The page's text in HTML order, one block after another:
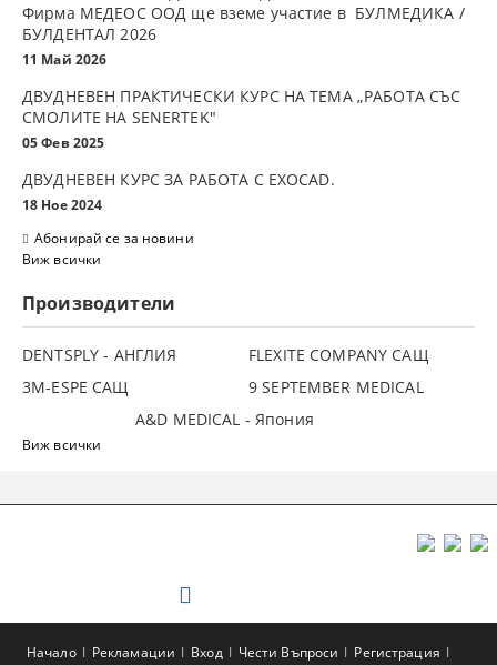
Фирма МЕДЕОС ООД ще вземе участие в БУЛМЕДИКА /
БУЛДЕНТАЛ 2026
11 Май 2026
ДВУДНЕВЕН ПРАКТИЧЕСКИ КУРС НА ТЕМА „РАБОТА СЪС
СМОЛИТЕ НА SENERTEK"
05 Фев 2025
ДВУДНЕВЕН КУРС ЗА РАБОТА С ЕXOCAD.
18 Ное 2024
Абонирай се за новини
Виж всички
Производители
DENTSPLY - АНГЛИЯ
FLEXITE COMPANY САЩ
3М-ESPE САЩ
9 SEPTEMBER MEDICAL
A&D MEDICAL - Япония
Виж всички
Начало Рекламации Вход Чести Въпроси Регистрация